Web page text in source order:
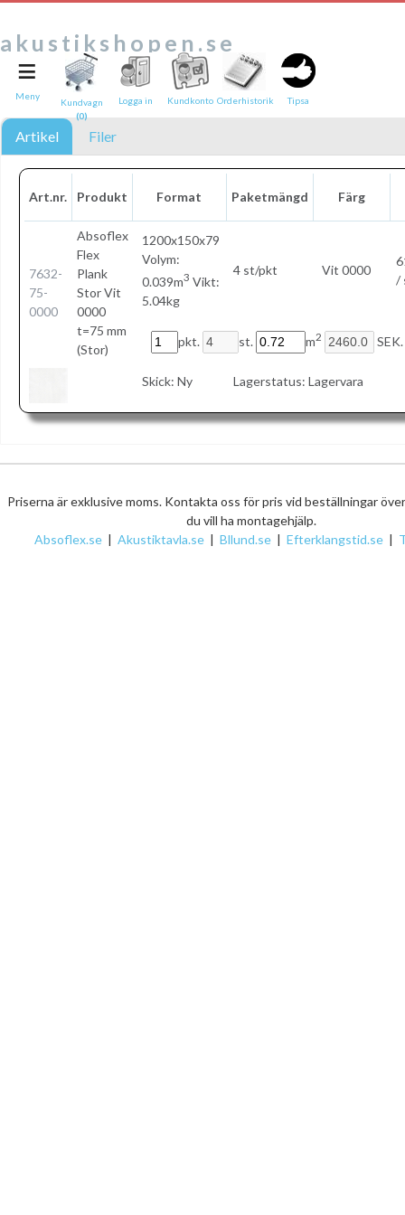
akustikshopen.se
Artikel Filer
Art.nr. Produkt Format Paketmängd Färg
7632-
75-
0000
Absoflex
Flex
Plank
Stor Vit
0000
t=75 mm
(Stor)
1200x150x79
Volym:
0.039m3 Vikt:
5.04kg
4 st/pkt Vit 0000
/
pkt. st. m2 SEK.
Skick: Ny Lagerstatus: Lagervara
≡
Meny
Kundvagn
(0)
Logga in Kundkonto Orderhistorik Tipsa
Priserna är exklusive moms. Kontakta oss för pris vid beställningar
du vill ha montagehjälp.
Absoflex.se | Akustiktavla.se | Bllund.se | Efterklangstid.se |
Tipsa en vän:
e-post*
Text